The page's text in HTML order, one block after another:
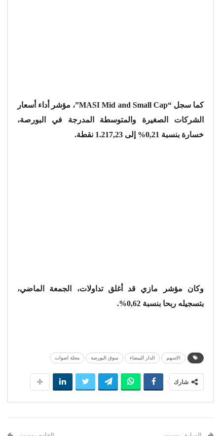
كما سجل “MASI Mid and Small Cap”، مؤشر أداء أسعار
الشركات الصغيرة والمتوسطة المدرجة في البورصة،
خسارة بنسبة 0,21% إلى 1.217,23 نقطة.
وكان مؤشر مازي قد أغلق تداولات، الجمعة الماضي،
بتسجيله ربحا بنسبة 0,62%.
الاسهم الدار البيضاء سوق البورصة مجلة اصوات
شارك